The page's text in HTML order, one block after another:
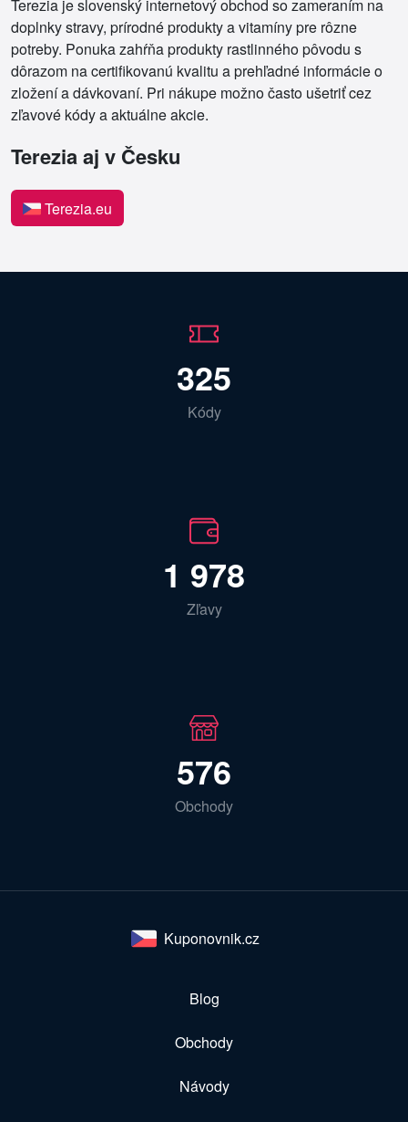
Terezia je slovenský internetový obchod so zameraním na
doplnky stravy, prírodné produkty a vitamíny pre rôzne
potreby. Ponuka zahŕňa produkty rastlinného pôvodu s
dôrazom na certifikovanú kvalitu a prehľadné informácie o
zložení a dávkovaní. Pri nákupe možno často ušetriť cez
zľavové kódy a aktuálne akcie.
Terezia aj v Česku
Terezia.eu
325
Kódy
1 978
Zľavy
576
Obchody
Kuponovnik.cz
Blog
Obchody
Návody